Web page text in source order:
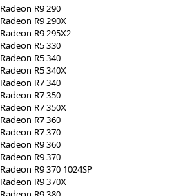
Radeon R9 290
Radeon R9 290X
Radeon R9 295X2
Radeon R5 330
Radeon R5 340
Radeon R5 340X
Radeon R7 340
Radeon R7 350
Radeon R7 350X
Radeon R7 360
Radeon R7 370
Radeon R9 360
Radeon R9 370
Radeon R9 370 1024SP
Radeon R9 370X